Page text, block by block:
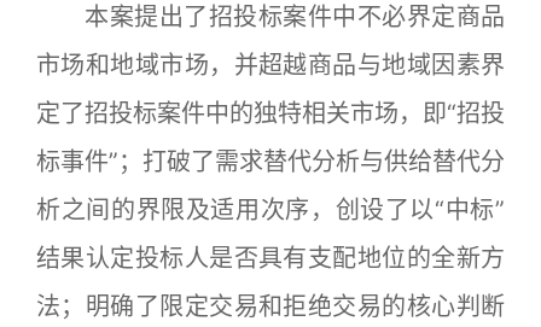
本案提出了招投标案件中不必界定商品
市场和地域市场，并超越商品与地域因素界
定了招投标案件中的独特相关市场，即“招投
标事件”；打破了需求替代分析与供给替代分
析之间的界限及适用次序，创设了以“中标”
结果认定投标人是否具有支配地位的全新方
法；明确了限定交易和拒绝交易的核心判断